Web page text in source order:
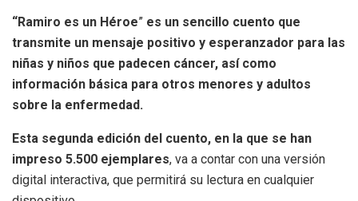
“Ramiro es un Héroe” es un sencillo cuento que
transmite un mensaje positivo y esperanzador para las
niñas y niños que padecen cáncer, así como
información básica para otros menores y adultos
sobre la enfermedad.
Esta segunda edición del cuento, en la que se han
impreso 5.500 ejemplares, va a contar con una versión
digital interactiva, que permitirá su lectura en cualquier